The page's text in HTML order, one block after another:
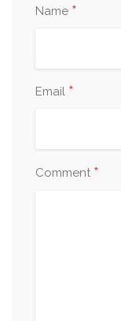
Name *
Email *
Comment *